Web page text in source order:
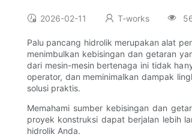
2026-02-11 T-works
Palu pancang hidrolik merupakan alat
menimbulkan kebisingan dan getaran
dari mesin-mesin bertenaga ini tidak
operator, dan meminimalkan dampak
solusi praktis.
Memahami sumber kebisingan dan
proyek konstruksi dapat berjalan lebih
hidrolik Anda.